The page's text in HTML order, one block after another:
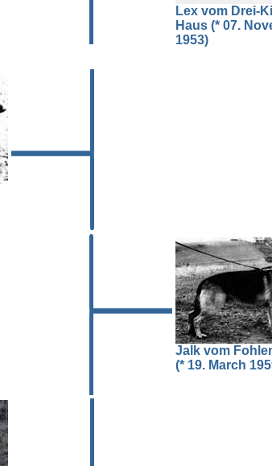
Lex vom Drei-
Haus (* 07.
1953)
Jalk vom
(* 19. March